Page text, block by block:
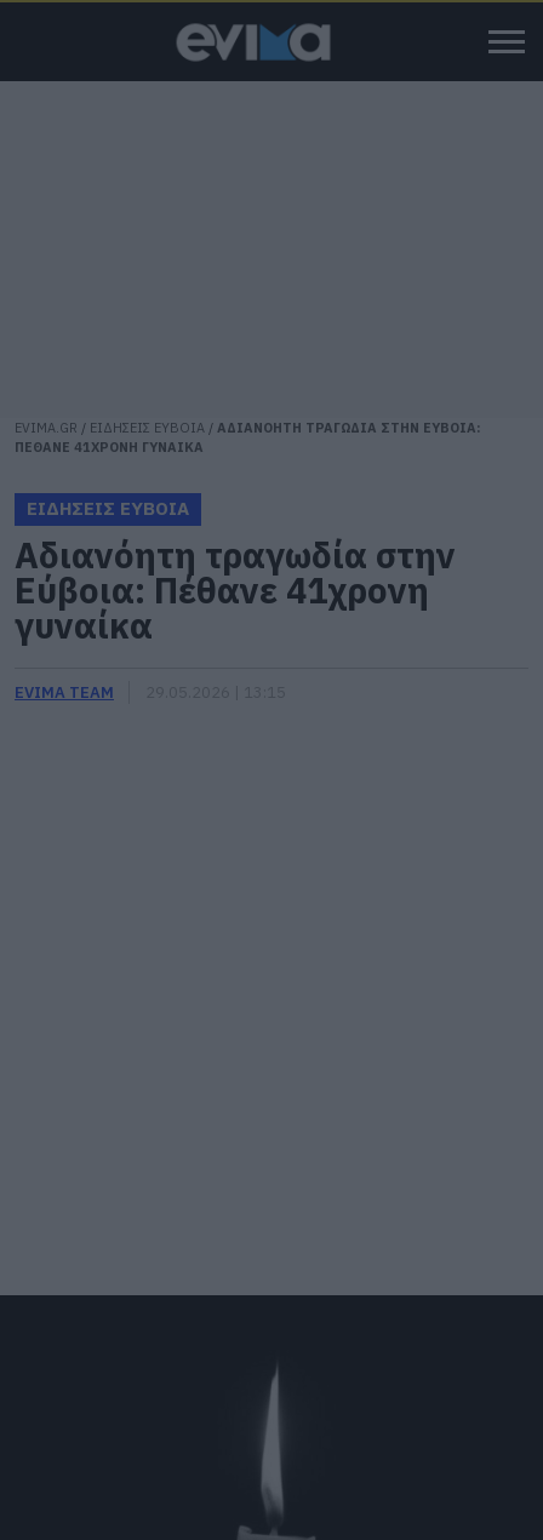
EVIMA.GR / ΕΙΔΗΣΕΙΣ ΕΥΒΟΙΑ / ΑΔΙΑΝΟΗΤΗ ΤΡΑΓΩΔΙΑ ΣΤΗΝ ΕΥΒΟΙΑ:
ΠΕΘΑΝΕ 41ΧΡΟΝΗ ΓΥΝΑΙΚΑ
ΕΙΔΗΣΕΙΣ ΕΥΒΟΙΑ
Αδιανόητη τραγωδία στην
Εύβοια: Πέθανε 41χρονη
γυναίκα
EVIMA TEAM